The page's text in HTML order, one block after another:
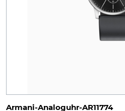
Armani-Analoguhr-AR11774